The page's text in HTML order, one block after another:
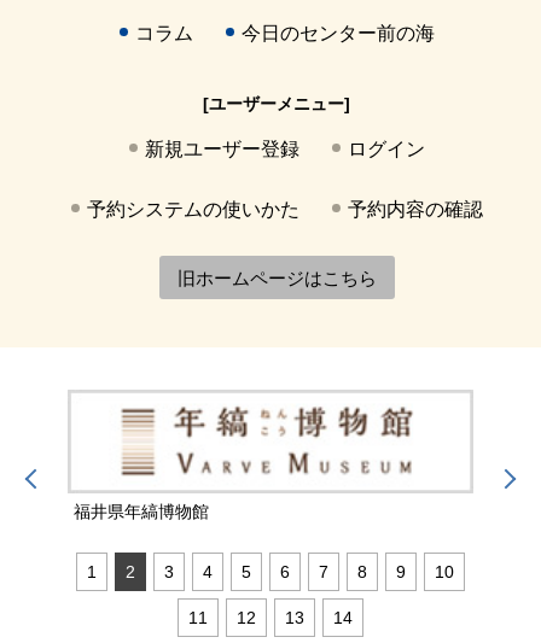
コラム 今日のセンター前の海
[ユーザーメニュー]
新規ユーザー登録 ログイン
予約システムの使いかた 予約内容の確認
旧ホームページはこちら
福井県年縞博物館
1 2 3 4 5 6 7 8 9 10
11 12 13 14